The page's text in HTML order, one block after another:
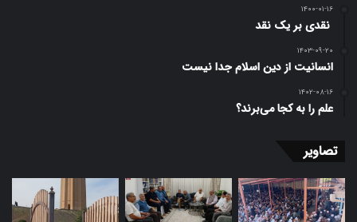
۱۴۰۰-۰۱-۱۶
️ نقدی بر یک نقد
۱۴۰۳-۰۹-۲۰
انسانیت از دین اسلام جدا نیست
۱۴۰۲-۰۸-۱۶
علم را به کجا می‌برند؟
تصاویر